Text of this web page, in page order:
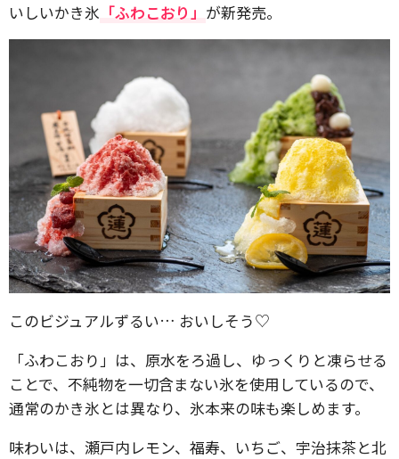
いしいかき氷 「ふわこおり」 が新発売。
このビジュアルずるい… おいしそう♡
「ふわこおり」は、原水をろ過し、ゆっくりと凍らせる
ことで、不純物を一切含まない氷を使用しているので、
通常のかき氷とは異なり、氷本来の味も楽しめます。
味わいは、瀬戸内レモン、福寿、いちご、宇治抹茶と北